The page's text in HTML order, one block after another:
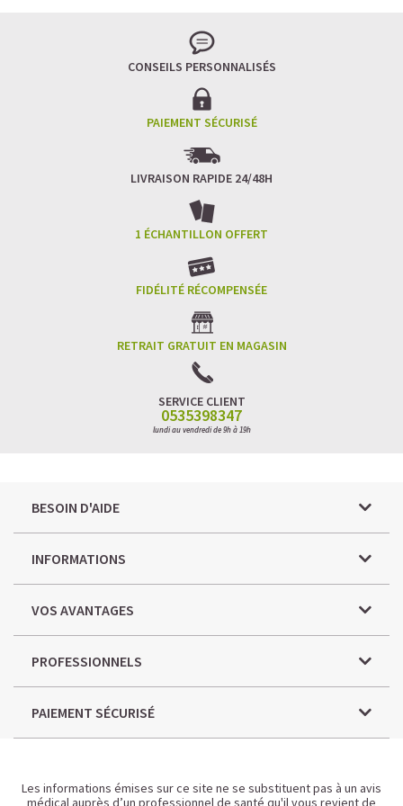
UN TRAVAIL BENEFIQUE ET HONNETE VOUS EMMENERA
L’honnêteté et la sincérité sont inhérentes à l’ensemble
de nos activités – Ceci s’applique aux relations équitables
avec nos employés, fournisseurs et clients ainsi qu’à la
communication ouverte et honnête dans les domaines
du marketing et des ventes. Nous faisons partie du
projet "Decent Firm" ("Slusna Firma"). Le but de notre
entreprise n'est pas uniquement de faire du profit. Notre
objectif principal est d'améliorer la qualité de la vie et de
promouvoir le développement de la conscience humaine
CONSEILS PERSONNALISÉS
PAIEMENT SÉCURISÉ
LIVRAISON RAPIDE 24/48H
1 ÉCHANTILLON OFFERT
FIDÉLITÉ RÉCOMPENSÉE
RETRAIT GRATUIT EN MAGASIN
SERVICE CLIENT
0535398347
lundi au vendredi de 9h à 19h
BESOIN D'AIDE
INFORMATIONS
VOS AVANTAGES
PROFESSIONNELS
PAIEMENT SÉCURISÉ
Les informations émises sur ce site ne se substituent pas à un avis
médical auprès d’un professionnel de santé qu'il vous revient de